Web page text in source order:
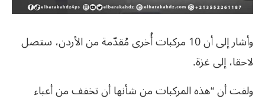
وأشار إلى أن 10 مركبات أُخرى مُقدّمة من الأردن، ستصل
لاحقا، إلى غزة.
ولفت أن “هذه المركبات من شأنها أن تخفف من أعباء